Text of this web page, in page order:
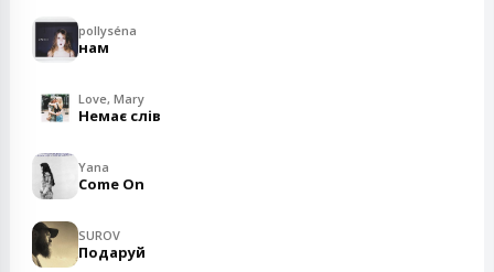
pollyséna
нам
Love, Mary
Немає слів
Yana
Come On
SUROV
Подаруй